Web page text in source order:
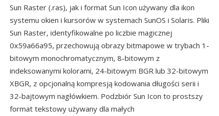
Sun Raster (.ras), jak i format Sun Icon używany dla ikon
systemu okien i kursorów w systemach SunOS i Solaris. Pliki
Sun Raster, identyfikowalne po liczbie magicznej
0x59a66a95, przechowują obrazy bitmapowe w trybach 1-
bitowym monochromatycznym, 8-bitowym z
indeksowanymi kolorami, 24-bitowym BGR lub 32-bitowym
XBGR, z opcjonalną kompresją kodowania długości serii i
32-bajtowym nagłówkiem. Podzbiór Sun Icon to prostszy
format tekstowy używany dla małych